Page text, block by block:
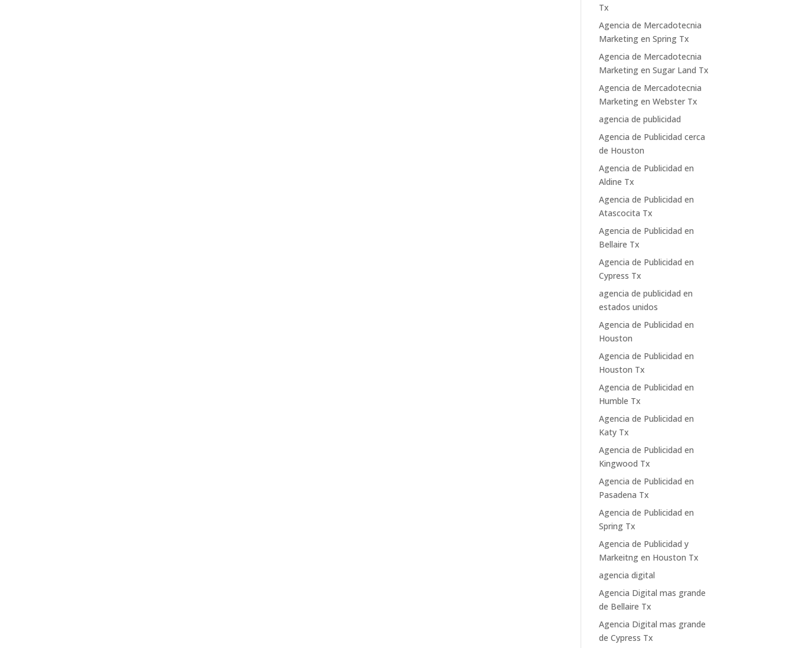
Tx
Agencia de Mercadotecnia
Marketing en Spring Tx
Agencia de Mercadotecnia
Marketing en Sugar Land Tx
Agencia de Mercadotecnia
Marketing en Webster Tx
agencia de publicidad
Agencia de Publicidad cerca
de Houston
Agencia de Publicidad en
Aldine Tx
Agencia de Publicidad en
Atascocita Tx
Agencia de Publicidad en
Bellaire Tx
Agencia de Publicidad en
Cypress Tx
agencia de publicidad en
estados unidos
Agencia de Publicidad en
Houston
Agencia de Publicidad en
Houston Tx
Agencia de Publicidad en
Humble Tx
Agencia de Publicidad en
Katy Tx
Agencia de Publicidad en
Kingwood Tx
Agencia de Publicidad en
Pasadena Tx
Agencia de Publicidad en
Spring Tx
Agencia de Publicidad y
Markeitng en Houston Tx
agencia digital
Agencia Digital mas grande
de Bellaire Tx
Agencia Digital mas grande
de Cypress Tx